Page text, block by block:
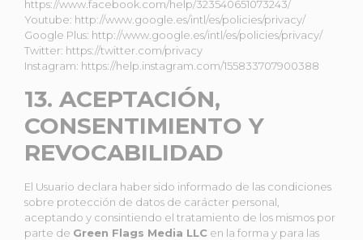
https://www.facebook.com/help/323540651073243/
Youtube: http://www.google.es/intl/es/policies/privacy/
Google Plus: http://www.google.es/intl/es/policies/privacy/
Twitter: https://twitter.com/privacy
Instagram: https://help.instagram.com/155833707900388
13. ACEPTACIÓN,
CONSENTIMIENTO Y
REVOCABILIDAD
El Usuario declara haber sido informado de las condiciones
sobre protección de datos de carácter personal,
aceptando y consintiendo el tratamiento de los mismos por
parte de Green Flags Media LLC en la forma y para las